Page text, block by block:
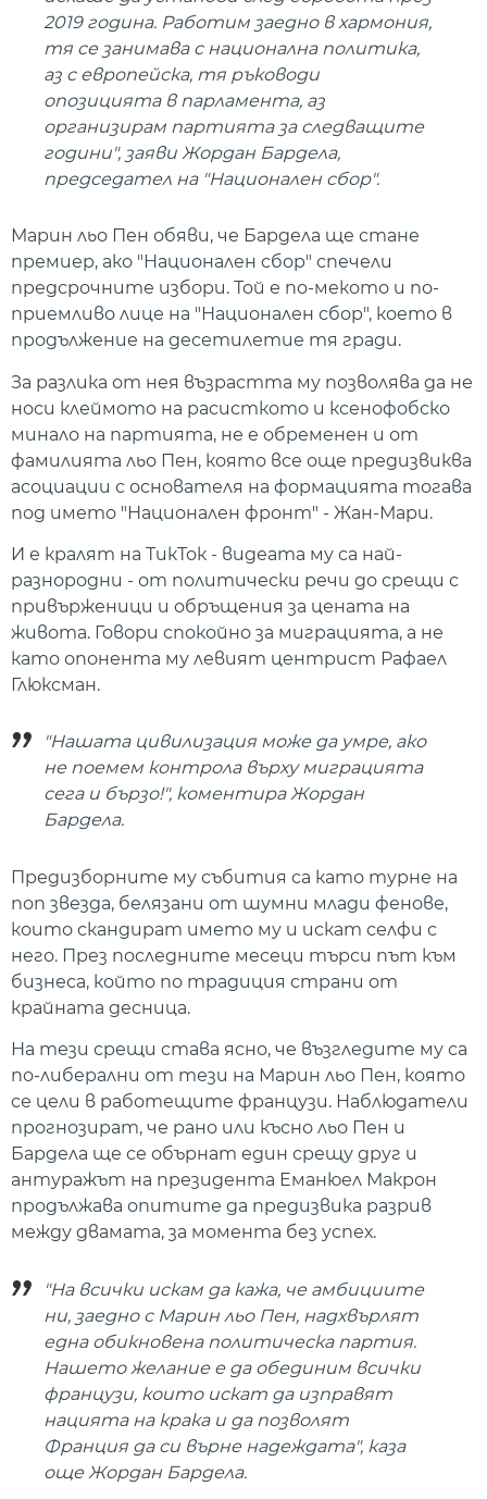
2019 година. Работим заедно в хармония,
тя се занимава с национална политика,
аз с европейска, тя ръководи
опозицията в парламента, аз
организирам партията за следващите
години", заяви Жордан Бардела,
председател на "Национален сбор".
Марин льо Пен обяви, че Бардела ще стане
премиер, ако "Национален сбор" спечели
предсрочните избори. Той е по-мекото и по-
приемливо лице на "Национален сбор", което в
продължение на десетилетие тя гради.
За разлика от нея възрастта му позволява да не
носи клеймото на расисткото и ксенофобско
минало на партията, не е обременен и от
фамилията льо Пен, която все още предизвиква
асоциации с основателя на формацията тогава
под името "Национален фронт" - Жан-Мари.
И е кралят на ТикТок - видеата му са най-
разнородни - от политически речи до срещи с
привърженици и обръщения за цената на
живота. Говори спокойно за миграцията, а не
като опонента му левият центрист Рафаел
Глюксман.
"Нашата цивилизация може да умре, ако
не поемем контрола върху миграцията
сега и бързо!", коментира Жордан
Бардела.
Предизборните му събития са като турне на
поп звезда, белязани от шумни млади фенове,
които скандират името му и искат селфи с
него. През последните месеци търси път към
бизнеса, който по традиция страни от
крайната десница.
На тези срещи става ясно, че възгледите му са
по-либерални от тези на Марин льо Пен, която
се цели в работещите французи. Наблюдатели
прогнозират, че рано или късно льо Пен и
Бардела ще се обърнат един срещу друг и
антуражът на президента Еманюел Макрон
продължава опитите да предизвика разрив
между двамата, за момента без успех.
"На всички искам да кажа, че амбициите
ни, заедно с Марин льо Пен, надхвърлят
една обикновена политическа партия.
Нашето желание е да обединим всички
французи, които искат да изправят
нацията на крака и да позволят
Франция да си върне надеждата", каза
още Жордан Бардела.